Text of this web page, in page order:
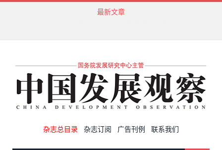
最新文章
杂志总目录 杂志订阅 广告刊例 联系我们